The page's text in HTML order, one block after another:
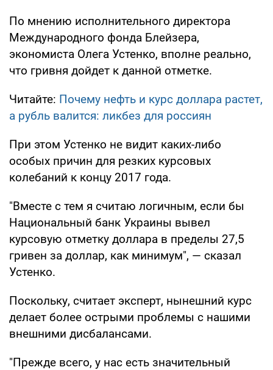
По мнению исполнительного директора
Международного фонда Блейзера,
экономиста Олега Устенко, вполне реально,
что гривня дойдет к данной отметке.
Читайте: Почему нефть и курс доллара растет,
а рубль валится: ликбез для россиян
При этом Устенко не видит каких-либо
особых причин для резких курсовых
колебаний к концу 2017 года.
"Вместе с тем я считаю логичным, если бы
Национальный банк Украины вывел
курсовую отметку доллара в пределы 27,5
гривен за доллар, как минимум", — сказал
Устенко.
Поскольку, считает эксперт, нынешний курс
делает более острыми проблемы с нашими
внешними дисбалансами.
"Прежде всего, у нас есть значительный